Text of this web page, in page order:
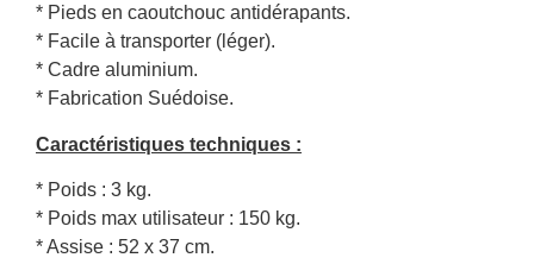
* Pieds en caoutchouc antidérapants.
* Facile à transporter (léger).
* Cadre aluminium.
* Fabrication Suédoise.
Caractéristiques techniques :
* Poids : 3 kg.
* Poids max utilisateur : 150 kg.
* Assise : 52 x 37 cm.